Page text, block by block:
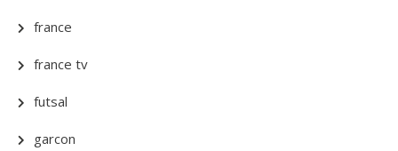
france
france tv
futsal
garcon